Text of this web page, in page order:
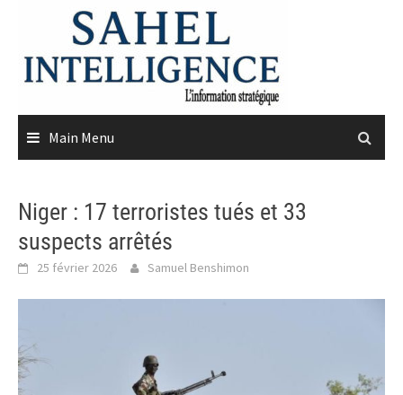
content
Main Menu
Niger : 17 terroristes tués et 33
suspects arrêtés
25 février 2026 Samuel Benshimon